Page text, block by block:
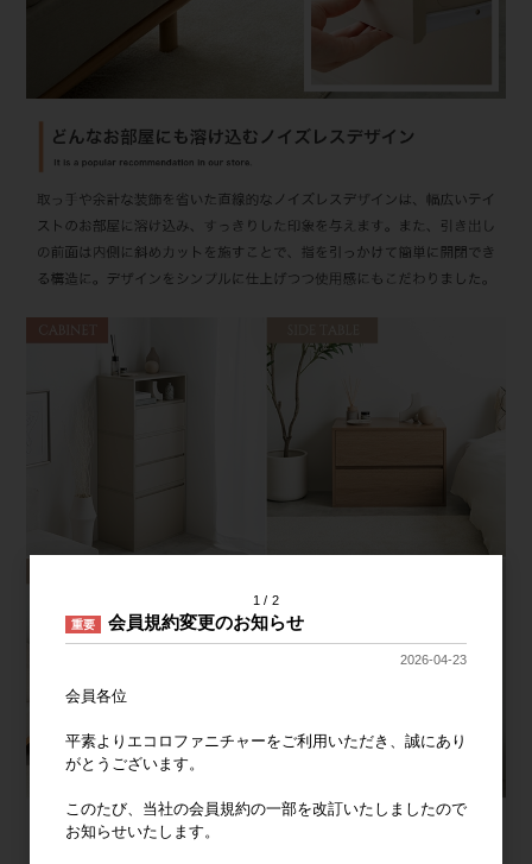
1 2
重要 会員規約変更のお知らせ
2026-04-23
会員各位
平素よりエコロファニチャーをご利用いただき、誠にあり
がとうございます。
このたび、当社の会員規約の一部を改訂いたしましたので
お知らせいたします。